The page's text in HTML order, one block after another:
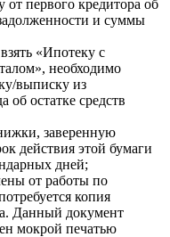
от первого кредитора об
и суммы
«Ипотеку с
необходимо
выписку из
остатке средств
заверенную
действия этой бумаги
дней;
от работы по
копия
Данный документ
мокрой печатью